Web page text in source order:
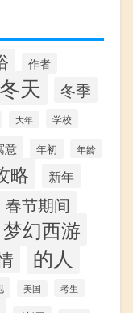
作者
冬天 冬季
大年 学校
意 年初 年龄
略 新年
春节期间
梦幻西游
的人
美国 考生